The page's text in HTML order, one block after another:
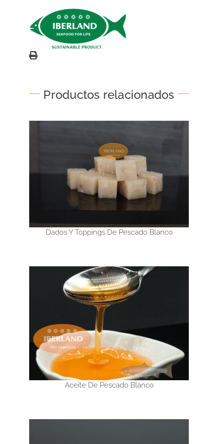
Productos relacionados
Dados Y Toppings De Pescado Blanco
Aceite De Pescado Blanco